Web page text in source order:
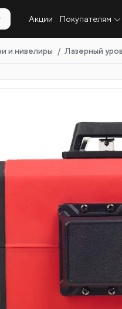
Акции Покупателям
и нивелиры Лазерный